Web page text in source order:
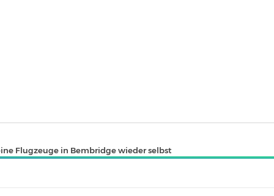
Flugzeuge in Bembridge wieder selbst